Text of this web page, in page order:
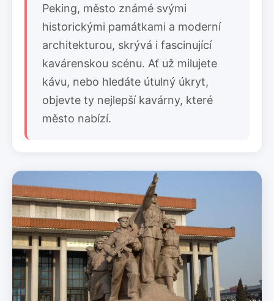
Peking, město známé svými
historickými památkami a moderní
architekturou, skrývá i fascinující
kavárenskou scénu. Ať už milujete
kávu, nebo hledáte útulný úkryt,
objevte ty nejlepší kavárny, které
město nabízí.